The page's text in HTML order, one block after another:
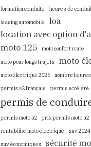
formation conduite
heures de
leasing automobile
loa
location avec option
moto 125
moto confort route
moto pour longs trajets
moto
moto électrique 2026
nombre
permis a2 français
permis accéléré
permis de
permis moto a2 prix permis moto a2
rentabilité moto électrique suv 2024
suv économiques
sécurité